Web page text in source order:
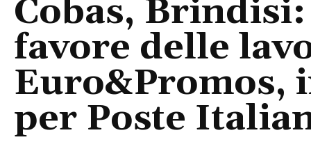
Cobas,
favore delle
Euro&Promos,
per Poste